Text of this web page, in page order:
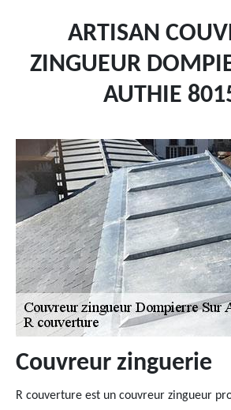
ARTISAN
ZINGUEUR
AUTHIE
Couvreur zinguerie
R couverture est un couvreur zingueur